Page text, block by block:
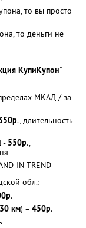
то вы просто
то деньги не
КупиКупон"
МКАД / за
., длительность
- 550р.,
IN-TREND
обл.:
.
30 км) – 450р.